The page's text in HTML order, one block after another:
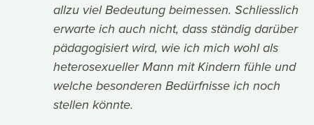
allzu viel Bedeutung beimessen. Schliesslich
erwarte ich auch nicht, dass ständig darüber
pädagogisiert wird, wie ich mich wohl als
heterosexueller Mann mit Kindern fühle und
welche besonderen Bedürfnisse ich noch
stellen könnte.